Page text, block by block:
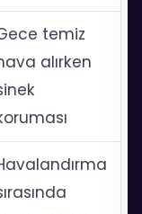
temiz
alırken